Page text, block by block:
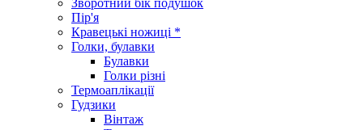
Пір'я
Кравецькі ножиці *
Голки, булавки
Булавки
Голки різні
Термоаплікації
Гудзики
Вінтаж